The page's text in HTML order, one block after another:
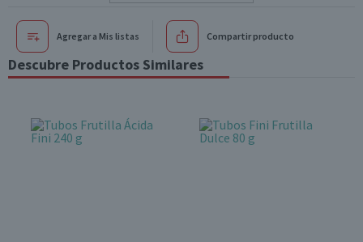
Agregar a Mis listas Compartir producto
Descubre Productos Similares